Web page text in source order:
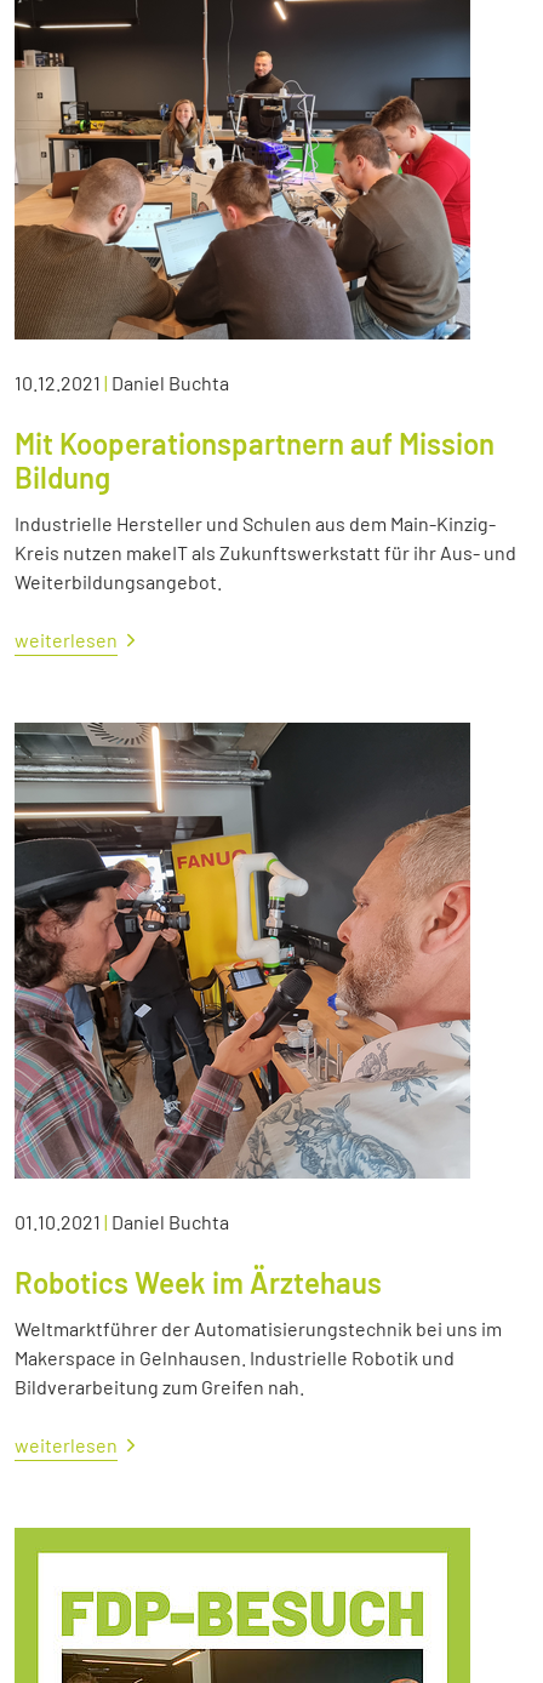
10.12.2021 | Daniel Buchta
Mit Kooperationspartnern auf Mission
Bildung
Industrielle Hersteller und Schulen aus dem Main-Kinzig-
Kreis nutzen makeIT als Zukunftswerkstatt für ihr Aus- und
Weiterbildungsangebot.
weiterlesen
01.10.2021 | Daniel Buchta
Robotics Week im Ärztehaus
Weltmarktführer der Automatisierungstechnik bei uns im
Makerspace in Gelnhausen. Industrielle Robotik und
Bildverarbeitung zum Greifen nah.
weiterlesen